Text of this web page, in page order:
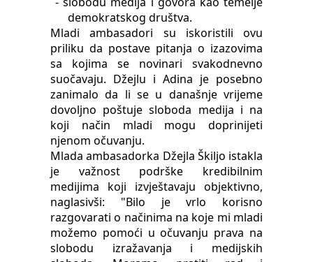
demokratskog društva.
Mladi ambasadori su iskoristili ovu
priliku da postave pitanja o izazovima
sa kojima se novinari svakodnevno
suočavaju. Džejlu i Adina je posebno
zanimalo da li se u današnje vrijeme
dovoljno poštuje sloboda medija i na
koji način mladi mogu doprinijeti
njenom očuvanju.
Mlada ambasadorka Džejla Škiljo istakla
je važnost podrške kredibilnim
medijima koji izvještavaju objektivno,
naglasivši: "Bilo je vrlo korisno
razgovarati o načinima na koje mi mladi
možemo pomoći u očuvanju prava na
slobodu izražavanja i medijskih